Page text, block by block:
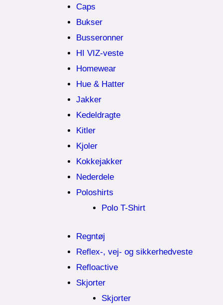
Caps
Bukser
Busseronner
HI VIZ-veste
Homewear
Hue & Hatter
Jakker
Kedeldragte
Kitler
Kjoler
Kokkejakker
Nederdele
Poloshirts
Polo T-Shirt
Regntøj
Reflex-, vej- og sikkerhedveste
Refloactive
Skjorter
Skjorter